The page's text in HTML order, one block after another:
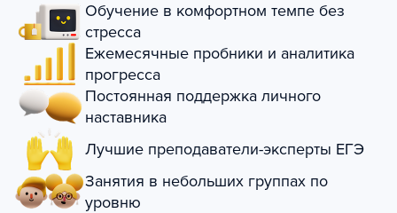
Обучение в комфортном темпе без
стресса
Ежемесячные пробники и аналитика
прогресса
Постоянная поддержка личного
наставника
Лучшие преподаватели-эксперты ЕГЭ
Занятия в небольших группах по
уровню